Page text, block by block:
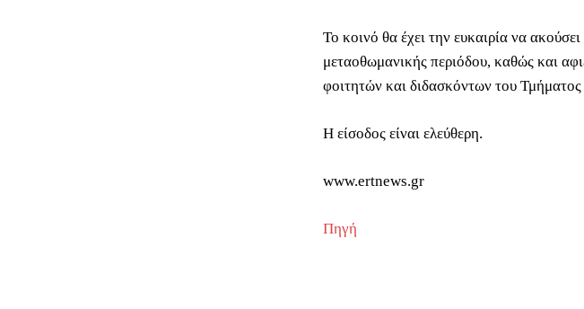
Το κοινό θα έχει την ευκαιρία να
μεταοθωμανικής περιόδου, καθώς και
φοιτητών και διδασκόντων του
Η είσοδος είναι ελεύθερη.
www.ertnews.gr
Πηγή